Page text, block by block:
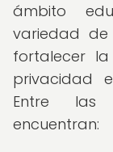
ámbito
variedad de
fortalecer
privacidad
Entre las
encuentran: